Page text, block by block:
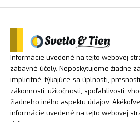
Informácie uvedené na tejto webovej
zábavné účely. Neposkytujeme žiadne
implicitné, týkajúce sa úplnosti,
zákonnosti, užitočnosti, spoľahlivosti,
žiadneho iného aspektu údajov.
informácie uvedené na tejto webovej